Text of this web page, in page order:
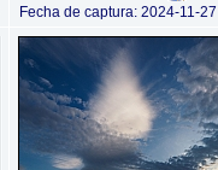
Fecha de captura: 2024-11-